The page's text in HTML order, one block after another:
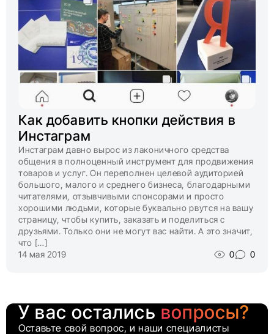
Как добавить кнопки действия в
Инстаграм
Инстаграм давно вырос из лаконичного средства
общения в полноценный инструмент для продвижения
товаров и услуг. Он переполнен целевой аудиторией
большого, малого и среднего бизнеса, благодарными
читателями, отзывчивыми спонсорами и просто
хорошими людьми, которые буквально рвутся на вашу
страницу, чтобы купить, заказать и поделиться с
друзьями. Только они не могут вас найти. А это значит,
что […]
14 мая 2019
0 0
У вас остались вопросы?
Оставьте свой вопрос, и наши специалисты